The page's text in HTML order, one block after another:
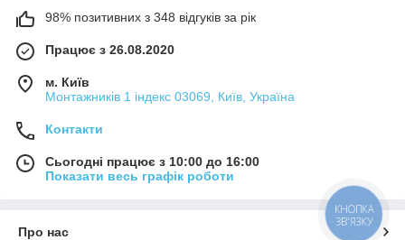
98% позитивних з 348 відгуків за рік
Працює з 26.08.2020
м. Київ
Монтажників 1 індекс 03069, Київ, Україна
Контакти
Сьогодні працює з 10:00 до 16:00
Показати весь графік роботи
Про нас
КНОПКА
ЗВ'ЯЗКУ